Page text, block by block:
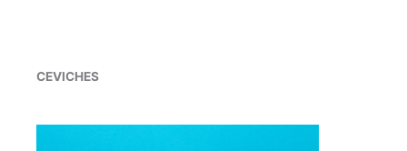
CEVICHES